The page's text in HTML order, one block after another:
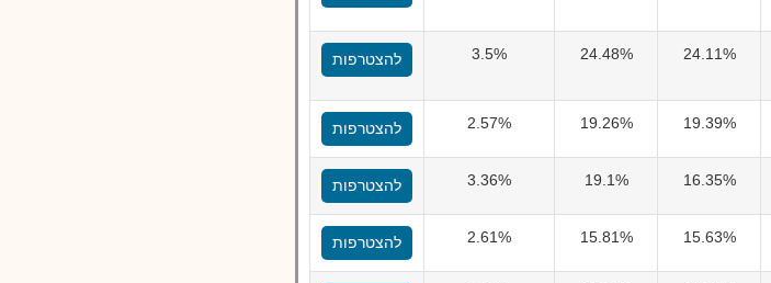
24.11%
24.48%
3.5% להצטרפות
19.39%
19.26%
2.57% להצטרפות
16.35%
19.1%
3.36% להצטרפות
15.63%
15.81%
2.61% להצטרפות